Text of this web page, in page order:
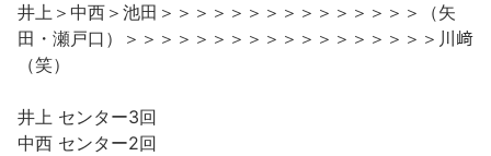
井上＞中西＞池田＞＞＞＞＞＞＞＞＞＞＞＞＞＞＞（矢
田・瀬戸口）＞＞＞＞＞＞＞＞＞＞＞＞＞＞＞＞＞＞川﨑
（笑）
井上 センター3回
中西 センター2回